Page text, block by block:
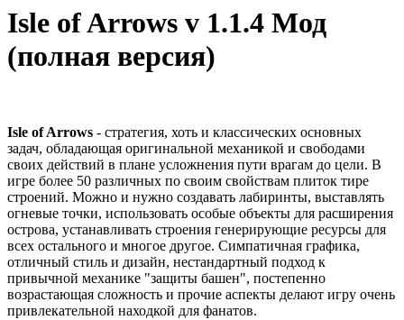
Isle of Arrows v 1.1.4 Мод
(полная версия)
Isle of Arrows - стратегия, хоть и классических основных
задач, обладающая оригинальной механикой и свободами
своих действий в плане усложнения пути врагам до цели. В
игре более 50 различных по своим свойствам плиток тире
строений. Можно и нужно создавать лабиринты, выставлять
огневые точки, использовать особые объекты для расширения
острова, устанавливать строения генерирующие ресурсы для
всех остального и многое другое. Симпатичная графика,
отличный стиль и дизайн, нестандартный подход к
привычной механике "защиты башен", постепенно
возрастающая сложность и прочие аспекты делают игру очень
привлекательной находкой для фанатов.